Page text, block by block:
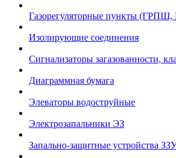
Газорегуляторные пункты
Изолирующие соединения
Сигнализаторы загазованности,
Диаграммная бумага
Элеваторы водоструйные
Электрозапальники ЭЗ
Запально-защитные устройства